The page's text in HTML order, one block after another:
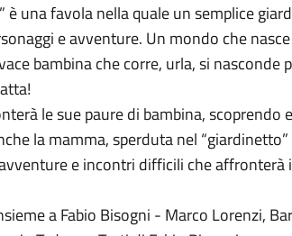
è una favola nella quale un semplice
e avventure. Un mondo che
bambina che corre, urla, si nasconde
le sue paure di bambina,
la mamma, sperduta nel
e incontri difficili che affronterà
a Fabio Bisogni - Marco Lorenzi,